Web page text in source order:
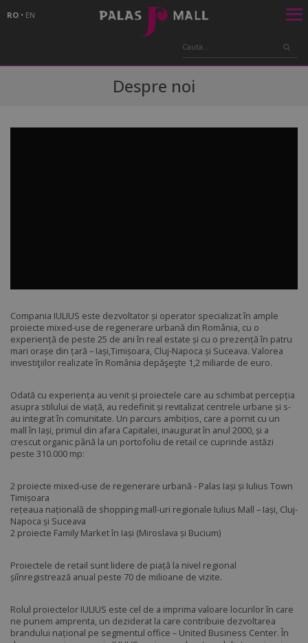
RO • EN
Despre noi
Compania IULIUS este dezvoltator și operator specializat în ample
proiecte mixed-use de regenerare urbană din România, cu o
experiență de peste 25 de ani în real estate și cu o prezență în patru
mari orașe din țară – Iași,Timișoara, Cluj-Napoca și Suceava. Valorea
investiţiilor realizate în România depăşeşte 1,2 miliarde de euro.
Odată cu experiența au venit și proiectele care au schimbat percepția
asupra stilului de viață, au redefinit și revitalizat centrele urbane și s-
au integrat în comunitate. Un parcurs ambițios, care a pornit cu un
mall în Iași, primul din afara Capitalei, inaugurat în anul 2000, și a
crescut organic până la un portofoliu de retail ce cuprinde astăzi
peste 310.000 mp:
2 proiecte mixed-use de regenerare urbană - Palas Iași și Iulius Town
Timișoara
rețeaua națională de shopping mall-uri regionale Iulius Mall – Iași, Cluj-
Napoca și Suceava
2 proiecte Family Market în Iași (Miroslava și Bucium)
Proiectele de retail sunt lidere de piață la nivel regional
șiînregistrează anual peste 70 de milioane de vizite.
Rolul proiectelor IULIUS este cel de a imprima valoare locurilor în care
ne punem amprenta, un deziderat la care contribuie dezvoltarea
brandului național pe segmentul office – United Business Center. În